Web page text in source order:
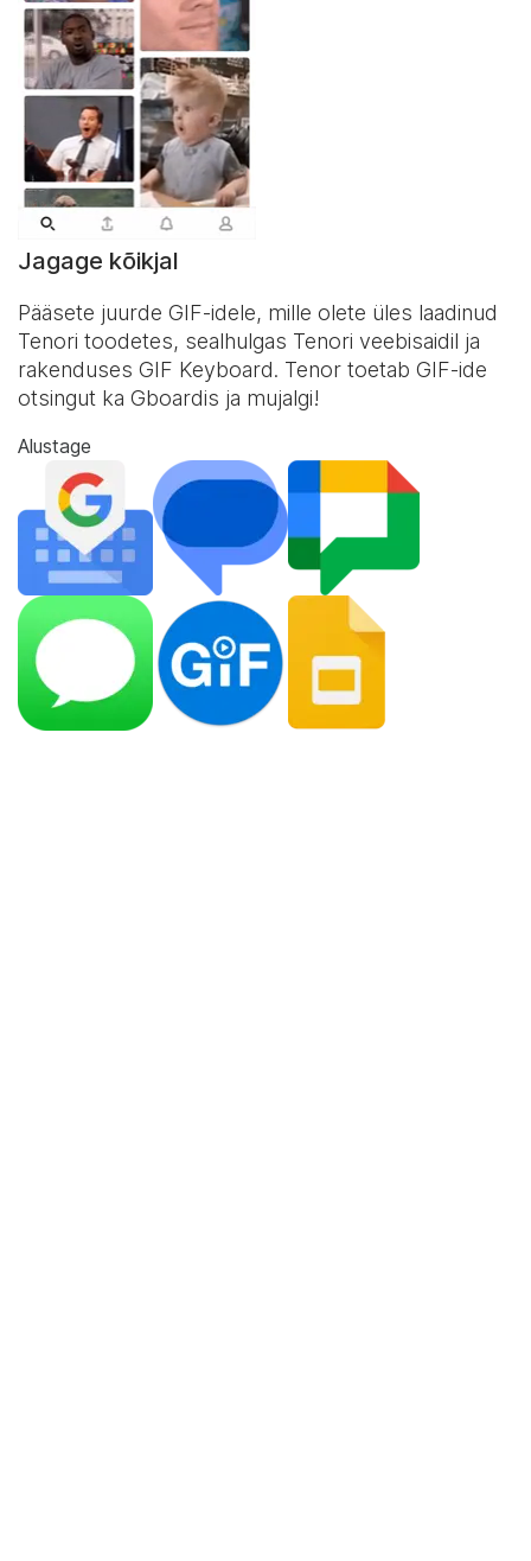
Jagage kõikjal
Pääsete juurde GIF-idele, mille olete üles laadinud
Tenori toodetes, sealhulgas Tenori veebisaidil ja
rakenduses GIF Keyboard. Tenor toetab GIF-ide
otsingut ka Gboardis ja mujalgi!
Alustage